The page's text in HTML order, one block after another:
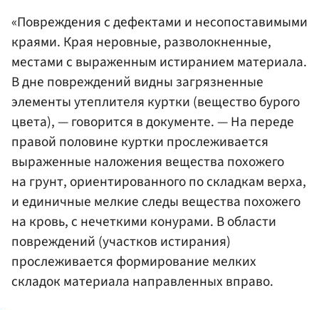
«Повреждения с дефектами и несопоставимыми
краями. Края неровные, разволокненные,
местами с выраженным истиранием материала.
В дне повреждений видны загрязненные
элементы утеплителя куртки (вещество бурого
цвета), — говорится в документе. — На переде
правой половине куртки прослеживается
выраженные наложения вещества похожего
на грунт, ориентированного по складкам верха,
и единичные мелкие следы вещества похожего
на кровь, с нечеткими конурами. В области
повреждений (участков истирания)
прослеживается формирование мелких
складок материала направленных вправо.